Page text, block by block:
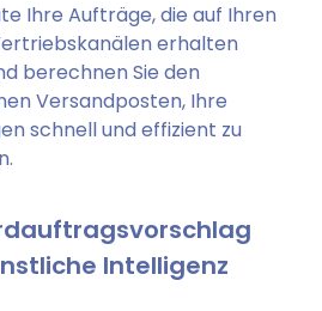
Ihre Aufträge, die auf Ihren
erhalten
berechnen Sie den
Versandposten, Ihre
schnell und effizient zu
Intelligenz